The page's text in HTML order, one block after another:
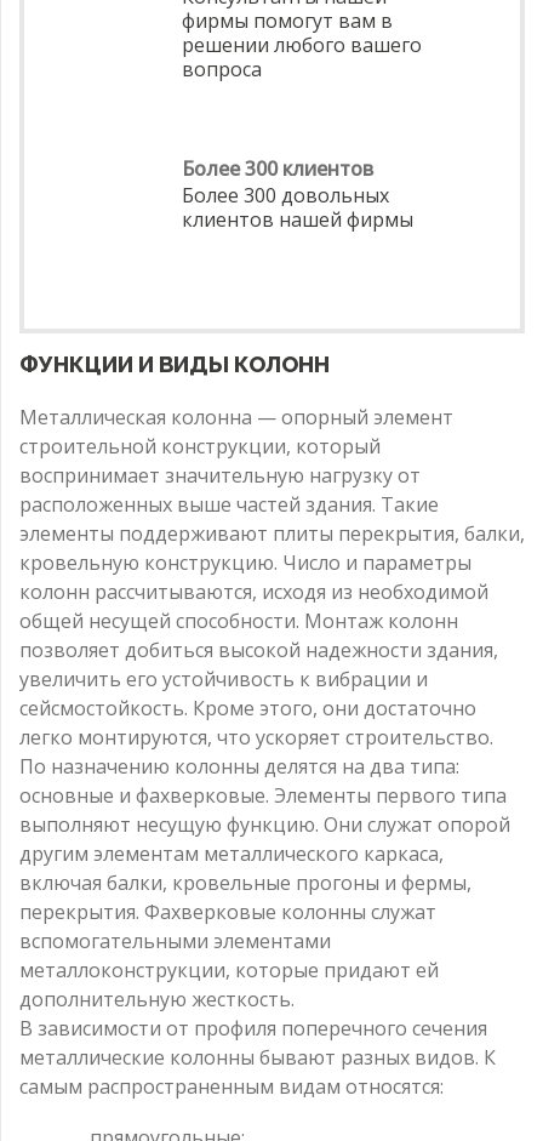
фирмы помогут вам в
решении любого вашего
вопроса
Более 300 клиентов
Более 300 довольных
клиентов нашей фирмы
ФУНКЦИИ И ВИДЫ КОЛОНН
Металлическая колонна — опорный элемент
строительной конструкции, который
воспринимает значительную нагрузку от
расположенных выше частей здания. Такие
элементы поддерживают плиты перекрытия, балки,
кровельную конструкцию. Число и параметры
колонн рассчитываются, исходя из необходимой
общей несущей способности. Монтаж колонн
позволяет добиться высокой надежности здания,
увеличить его устойчивость к вибрации и
сейсмостойкость. Кроме этого, они достаточно
легко монтируются, что ускоряет строительство.
По назначению колонны делятся на два типа:
основные и фахверковые. Элементы первого типа
выполняют несущую функцию. Они служат опорой
другим элементам металлического каркаса,
включая балки, кровельные прогоны и фермы,
перекрытия. Фахверковые колонны служат
вспомогательными элементами
металлоконструкции, которые придают ей
дополнительную жесткость.
В зависимости от профиля поперечного сечения
металлические колонны бывают разных видов. К
самым распространенным видам относятся: